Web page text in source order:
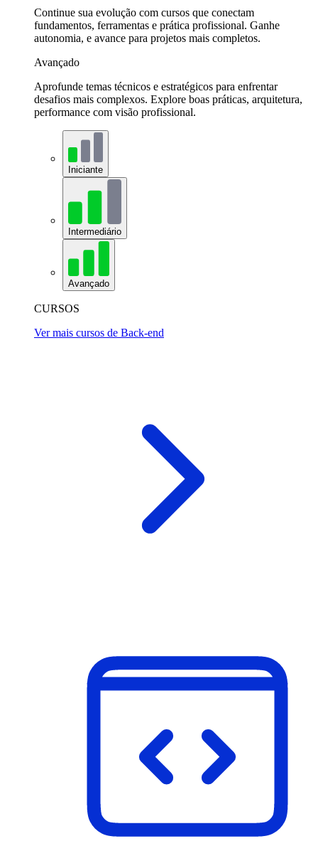
Continue sua evolução com cursos que conectam
fundamentos, ferramentas e prática profissional. Ganhe
autonomia, e avance para projetos mais completos.
Avançado
Aprofunde temas técnicos e estratégicos para enfrentar
desafios mais complexos. Explore boas práticas, arquitetura,
performance com visão profissional.
Iniciante
Intermediário
Avançado
CURSOS
Ver mais cursos de Back-end